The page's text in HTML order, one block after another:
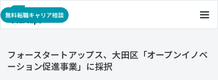
無料転職キャリア相談
フォースタートアップス、大田区「オープンイノベ
ーション促進事業」に採択